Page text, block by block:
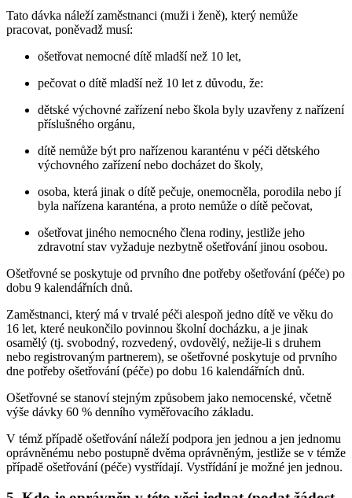
Tato dávka náleží zaměstnanci (muži i ženě), který nemůže
pracovat, poněvadž musí:
ošetřovat nemocné dítě mladší než 10 let,
pečovat o dítě mladší než 10 let z důvodu, že:
dětské výchovné zařízení nebo škola byly uzavřeny z nařízení
příslušného orgánu,
dítě nemůže být pro nařízenou karanténu v péči dětského
výchovného zařízení nebo docházet do školy,
osoba, která jinak o dítě pečuje, onemocněla, porodila nebo jí
byla nařízena karanténa, a proto nemůže o dítě pečovat,
ošetřovat jiného nemocného člena rodiny, jestliže jeho
zdravotní stav vyžaduje nezbytně ošetřování jinou osobou.
Ošetřovné se poskytuje od prvního dne potřeby ošetřování (péče) po
dobu 9 kalendářních dnů.
Zaměstnanci, který má v trvalé péči alespoň jedno dítě ve věku do
16 let, které neukončilo povinnou školní docházku, a je jinak
osamělý (tj. svobodný, rozvedený, ovdovělý, nežije-li s druhem
nebo registrovaným partnerem), se ošetřovné poskytuje od prvního
dne potřeby ošetřování (péče) po dobu 16 kalendářních dnů.
Ošetřovné se stanoví stejným způsobem jako nemocenské, včetně
výše dávky 60 % denního vyměřovacího základu.
V témž případě ošetřování náleží podpora jen jednou a jen jednomu
oprávněnému nebo postupně dvěma oprávněným, jestliže se v témže
případě ošetřování (péče) vystřídají. Vystřídání je možné jen jednou.